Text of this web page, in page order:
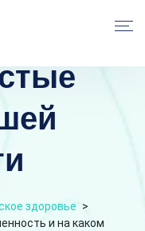
здоровье >
и на каком